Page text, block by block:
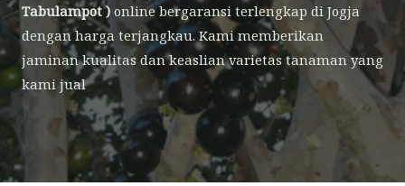
Tabulampot ) online bergaransi terlengkap di Jogja
dengan harga terjangkau. Kami memberikan
jaminan kualitas dan keaslian varietas tanaman yang
kami jual